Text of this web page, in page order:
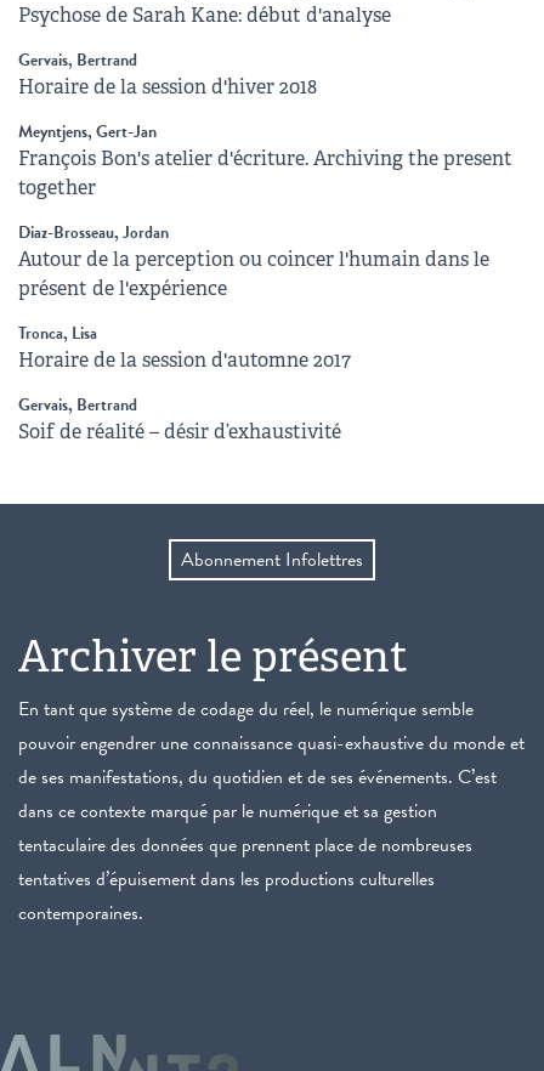
Psychose de Sarah Kane: début d'analyse
Gervais, Bertrand
Horaire de la session d'hiver 2018
Meyntjens, Gert-Jan
François Bon's atelier d'écriture. Archiving the present
together
Diaz-Brosseau, Jordan
Autour de la perception ou coincer l'humain dans le
présent de l'expérience
Tronca, Lisa
Horaire de la session d'automne 2017
Gervais, Bertrand
Soif de réalité – désir d’exhaustivité
Abonnement Infolettres
Archiver le présent
En tant que système de codage du réel, le numérique semble
pouvoir engendrer une connaissance quasi-exhaustive du monde et
de ses manifestations, du quotidien et de ses événements. C’est
dans ce contexte marqué par le numérique et sa gestion
tentaculaire des données que prennent place de nombreuses
tentatives d’épuisement dans les productions culturelles
contemporaines.